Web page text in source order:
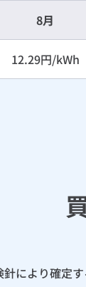
8月
12.29円/kWh
により確定